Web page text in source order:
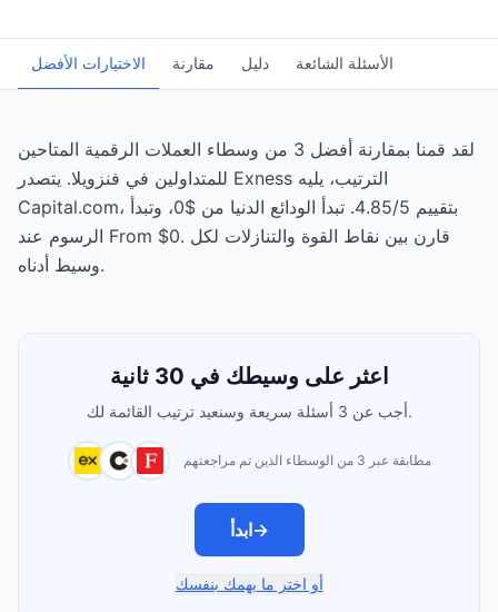
الاختيارات الأفضل مقارنة دليل الأسئلة الشائعة
لقد قمنا بمقارنة أفضل 3 من وسطاء العملات الرقمية المتاحين
للمتداولين في فنزويلا. يتصدر Exness الترتيب، يليه
Capital.com، بتقييم 4.85/5. تبدأ الودائع الدنيا من $0، وتبدأ
الرسوم عند From $0. قارن بين نقاط القوة والتنازلات لكل
وسيط أدناه.
اعثر على وسيطك في 30 ثانية
أجب عن 3 أسئلة سريعة وسنعيد ترتيب القائمة لك.
مطابقة عبر 3 من الوسطاء الذين تم مراجعتهم
ابدأ→
أو اختر ما يهمك بنفسك